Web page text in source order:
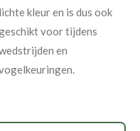
lichte kleur en is dus ook
voor tijdens
en